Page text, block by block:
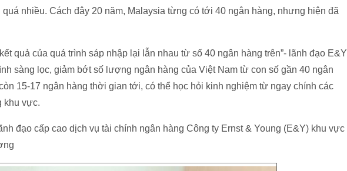
nhiều. Cách đây 20 năm, Malaysia từng có tới 40 ngân hàng, nhưng hiện đã
quả của quá trình sáp nhập lại lẫn nhau từ số 40 ngân hàng trên”- lãnh đạo E&Y
sàng lọc, giảm bớt số lượng ngân hàng của Việt Nam từ con số gần 40 ngân
15-17 ngân hàng thời gian tới, có thể học hỏi kinh nghiệm từ ngay chính các
khu vực.
đạo cấp cao dịch vụ tài chính ngân hàng Công ty Ernst & Young (E&Y) khu vực